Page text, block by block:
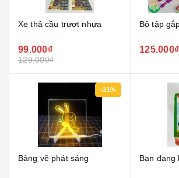
Xe thả cầu trượt nhựa
99.000₫
129.000₫
Bộ tập
125.000₫
-21%
Bảng vẽ phát sáng Bạn đang